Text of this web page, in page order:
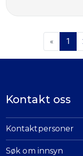
« 1
Kontakt oss
Kontaktpersoner
Søk om innsyn